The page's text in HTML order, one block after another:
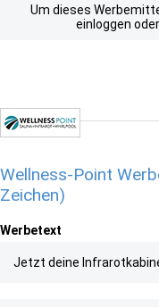
Um dieses
einloggen
Wellness-Point
Zeichen)
Werbetext
Jetzt deine